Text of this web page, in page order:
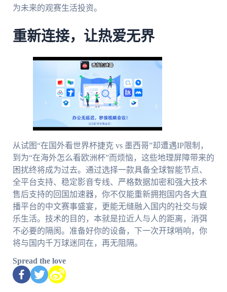
为未来的观赛生活投资。
重新连接，让热爱无界
从试图“在国外看世界杯捷克 vs 墨西哥”却遭遇IP限制，
到为“在海外怎么看欧洲杯”而烦恼，这些地理屏障带来的
困扰终将成为过去。通过选择一款具备全球智能节点、
全平台支持、稳定影音专线、严格数据加密和强大技术
售后支持的回国加速器，你不仅能重新拥抱国内各大直
播平台的中文赛事盛宴，更能无缝融入国内的社交与娱
乐生活。技术的目的，本就是拉近人与人的距离，消弭
不必要的隔阂。准备好你的设备，下一次开球哨响，你
将与国内千万球迷同在，再无阻隔。
Spread the love